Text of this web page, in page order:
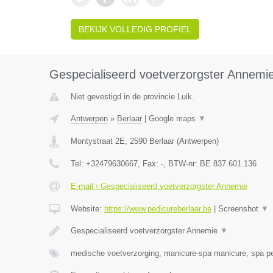
BEKIJK VOLLEDIG PROFIEL
Gespecialiseerd voetverzorgster
Niet gevestigd in de provincie Luik.
Antwerpen» Berlaar| Google maps ▼
Montystraat 2E, 2590 Berlaar(Antwerpen)
Tel: +32479630667, Fax: -, BTW-nr: BE 837.601.136
E-mail › Gespecialiseerd voetverzorgster Annemie
Website: https://www.pedicureberlaar.be| Screenshot ▼
Gespecialiseerd voetverzorgster Annemie ▼
medische voetverzorging, manicure-spa manicure, spa